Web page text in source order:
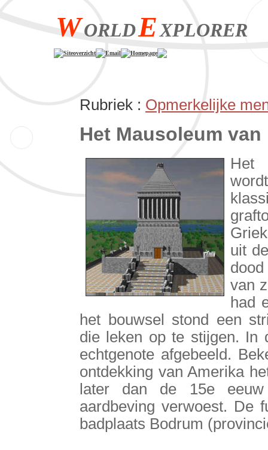
WORLDEXPLORER
Siteoverzicht Email Homepage
Rubriek : Opmerkelijke
Het Mausoleum
Het
uit
van
had
het bouwsel stond een
die leken op te stijgen. In
echtgenote afgebeeld.
ontdekking van Amerika
later dan de 15e
aardbeving verwoest. De
badplaats Bodrum